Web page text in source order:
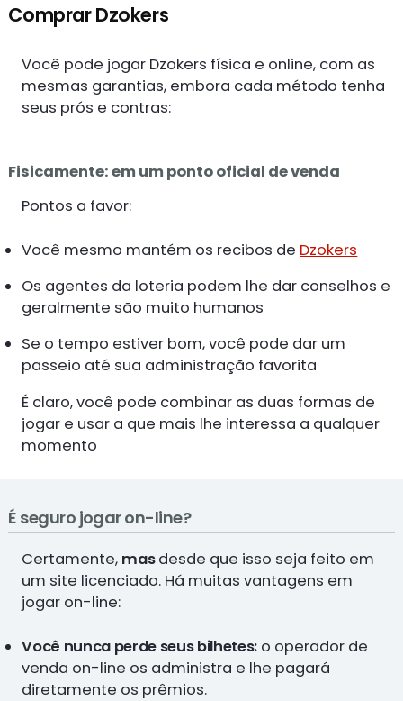
Comprar Dzokers
Você pode jogar Dzokers física e online, com as
mesmas garantias, embora cada método tenha
seus prós e contras:
Fisicamente: em um ponto oficial de venda
Pontos a favor:
Você mesmo mantém os recibos de Dzokers
Os agentes da loteria podem lhe dar conselhos e
geralmente são muito humanos
Se o tempo estiver bom, você pode dar um
passeio até sua administração favorita
É claro, você pode combinar as duas formas de
jogar e usar a que mais lhe interessa a qualquer
momento
É seguro jogar on-line?
Certamente, masdesde que isso seja feito em
um site licenciado. Há muitas vantagens em
jogar on-line:
Você nunca perde seus bilhetes: o operador de
venda on-line os administra e lhe pagará
diretamente os prêmios.